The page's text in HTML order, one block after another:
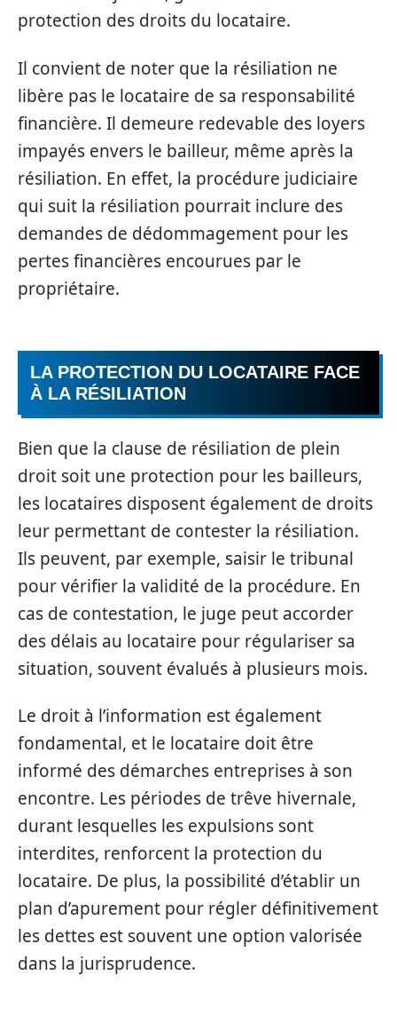
protection des droits du locataire.
Il convient de noter que la résiliation ne
libère pas le locataire de sa responsabilité
financière. Il demeure redevable des loyers
impayés envers le bailleur, même après la
résiliation. En effet, la procédure judiciaire
qui suit la résiliation pourrait inclure des
demandes de dédommagement pour les
pertes financières encourues par le
propriétaire.
LA PROTECTION DU LOCATAIRE FACE
À LA RÉSILIATION
Bien que la clause de résiliation de plein
droit soit une protection pour les bailleurs,
les locataires disposent également de droits
leur permettant de contester la résiliation.
Ils peuvent, par exemple, saisir le tribunal
pour vérifier la validité de la procédure. En
cas de contestation, le juge peut accorder
des délais au locataire pour régulariser sa
situation, souvent évalués à plusieurs mois.
Le droit à l’information est également
fondamental, et le locataire doit être
informé des démarches entreprises à son
encontre. Les périodes de trêve hivernale,
durant lesquelles les expulsions sont
interdites, renforcent la protection du
locataire. De plus, la possibilité d’établir un
plan d’apurement pour régler définitivement
les dettes est souvent une option valorisée
dans la jurisprudence.